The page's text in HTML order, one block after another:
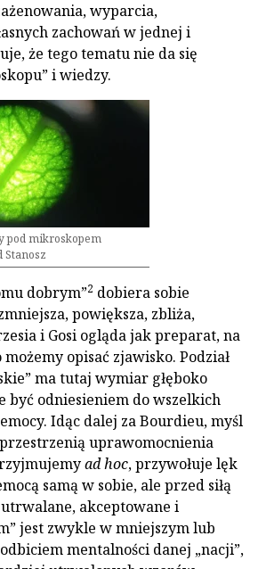
wyparcia,
zachowań w jednej i
że tego tematu nie da się
i wiedzy.
pod mikroskopem
Stanosz
dobrym”2 dobiera sobie
powiększa, zbliża,
i Gosi ogląda jak preparat, na
opisać zjawisko. Podział
ma tutaj wymiar głęboko
być odniesieniem do wszelkich
Idąc dalej za Bourdieu, myśl
uprawomocnienia
ad hoc, przywołuje lęk
samą w sobie, ale przed siłą
akceptowane i
jest zwykle w mniejszym lub
mentalności danej „nacji”,